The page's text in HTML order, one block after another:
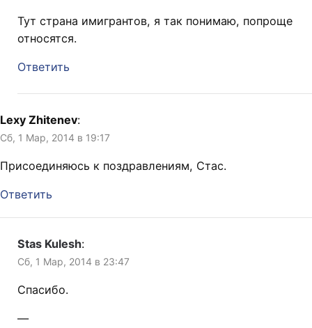
Тут страна имигрантов, я так понимаю, попроще
относятся.
Ответить
Lexy Zhitenev:
Сб, 1 Мар, 2014 в 19:17
Присоединяюсь к поздравлениям, Стас.
Ответить
Stas Kulesh:
Сб, 1 Мар, 2014 в 23:47
Спасибо.
—